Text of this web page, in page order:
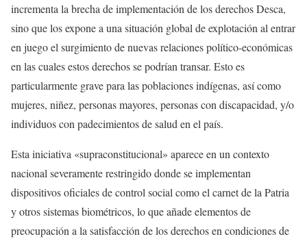
incrementa la brecha de implementación de los derechos Desca,
sino que los expone a una situación global de explotación al entrar
en juego el surgimiento de nuevas relaciones político-económicas
en las cuales estos derechos se podrían transar. Esto es
particularmente grave para las poblaciones indígenas, así como
mujeres, niñez, personas mayores, personas con discapacidad, y/o
individuos con padecimientos de salud en el país.
Esta iniciativa «supraconstitucional» aparece en un contexto
nacional severamente restringido donde se implementan
dispositivos oficiales de control social como el carnet de la Patria
y otros sistemas biométricos, lo que añade elementos de
preocupación a la satisfacción de los derechos en condiciones de